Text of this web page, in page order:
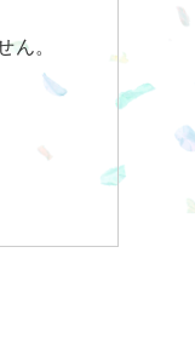
ん。